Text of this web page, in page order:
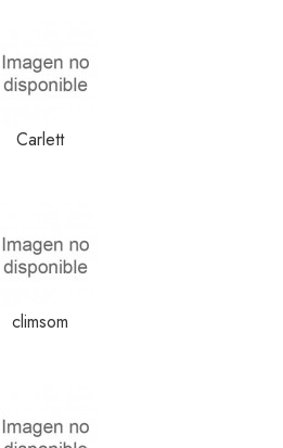
Carlett
climsom